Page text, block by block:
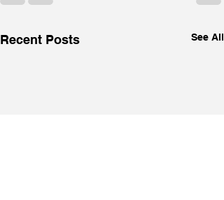
Recent Posts See All